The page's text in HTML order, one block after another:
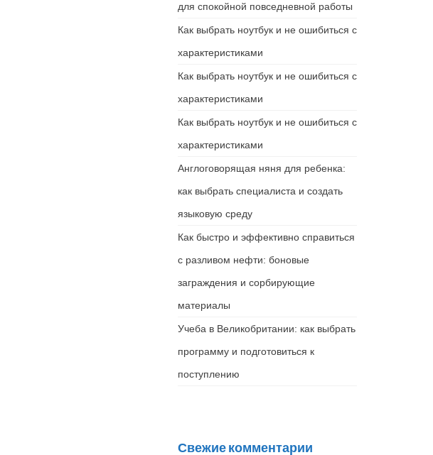
для спокойной повседневной работы
Как выбрать ноутбук и не ошибиться с
характеристиками
Как выбрать ноутбук и не ошибиться с
характеристиками
Как выбрать ноутбук и не ошибиться с
характеристиками
Англоговорящая няня для ребенка:
как выбрать специалиста и создать
языковую среду
Как быстро и эффективно справиться
с разливом нефти: боновые
заграждения и сорбирующие
материалы
Учеба в Великобритании: как выбрать
программу и подготовиться к
поступлению
Свежие комментарии